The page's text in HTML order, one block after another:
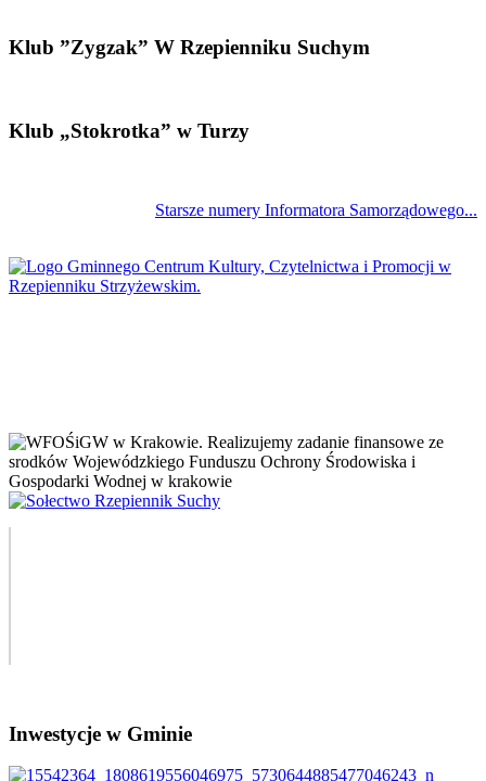
Klub ”Zygzak” W Rzepienniku Suchym
Klub „Stokrotka” w Turzy
Starsze numery Informatora Samorządowego...
Inwestycje w Gminie